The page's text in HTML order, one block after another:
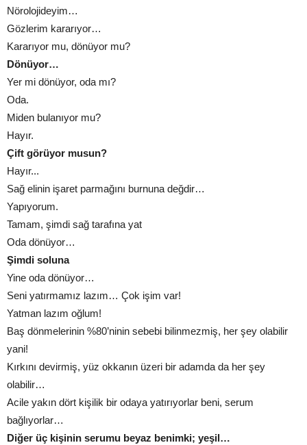
Nörolojideyim…
Gözlerim kararıyor…
Kararıyor mu, dönüyor mu?
Dönüyor…
Yer mi dönüyor, oda mı?
Oda.
Miden bulanıyor mu?
Hayır.
Çift görüyor musun?
Hayır...
Sağ elinin işaret parmağını burnuna değdir…
Yapıyorum.
Tamam, şimdi sağ tarafına yat
Oda dönüyor…
Şimdi soluna
Yine oda dönüyor…
Seni yatırmamız lazım… Çok işim var!
Yatman lazım oğlum!
Baş dönmelerinin %80’ninin sebebi bilinmezmiş, her şey olabilir
yani!
Kırkını devirmiş, yüz okkanın üzeri bir adamda da her şey
olabilir…
Acile yakın dört kişilik bir odaya yatırıyorlar beni, serum
bağlıyorlar…
Diğer üç kişinin serumu beyaz benimki; yeşil…